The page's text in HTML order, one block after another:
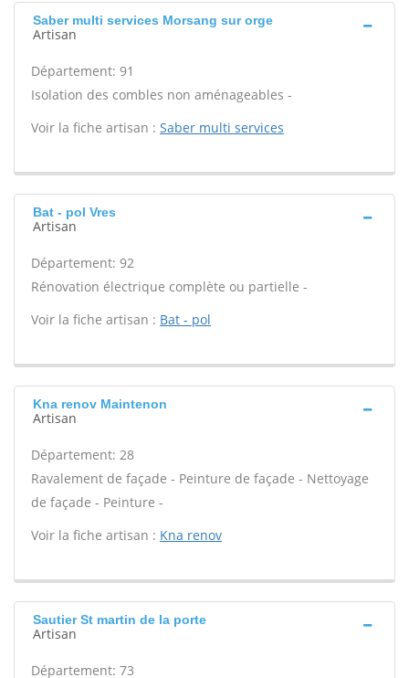
Saber multi services Morsang sur orge
Artisan
Département: 91
Isolation des combles non aménageables -
Voir la fiche artisan : Saber multi services
Bat - pol Vres
Artisan
Département: 92
Rénovation électrique complète ou partielle -
Voir la fiche artisan : Bat - pol
Kna renov Maintenon
Artisan
Département: 28
Ravalement de façade - Peinture de façade - Nettoyage
de façade - Peinture -
Voir la fiche artisan : Kna renov
Sautier St martin de la porte
Artisan
Département: 73